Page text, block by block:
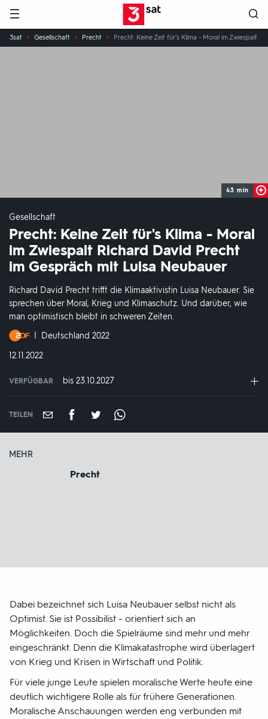
Hauptnavigation 3SAT
Sie
sind
3sat Gesellschaft Precht Precht: Keine Zeit für's Klima - Moral im Zwiespalt
43 min
Gesellschaft
Precht: Keine Zeit für's Klima - Moral
im Zwiespalt Richard David Precht
im Gespräch mit Luisa Neubauer
Richard David Precht trifft die Klimaaktivistin Luisa Neubauer. Sie
sprechen über Moral, Krieg und Klimaschutz. Und darüber, wie
man optimistisch bleibt in schweren Zeiten.
Produktionsland
und
jahr:
Deutschland 2022
DATUM:
12.11.2022
VERFÜGBAR bis 23.10.2027
TEILEN
MEHR
Precht
Dabei bezeichnet sich Luisa Neubauer selbst nicht als
Optimist. Sie ist Possibilist - orientiert sich an
Möglichkeiten. Doch die Spielräume sind mehr und mehr
eingeschränkt. Denn die Klimakatastrophe wird überlagert
von Krieg und Krisen in Wirtschaft und Politik.
Für viele junge Leute spielen moralische Werte heute eine
deutlich wichtigere Rolle als für frühere Generationen.
Moralische Anschauungen werden eng verbunden mit